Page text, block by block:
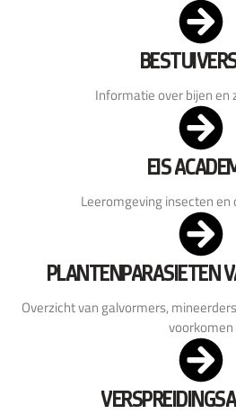
Informatie over bijen en
EIS
Leeromgeving insecten
PLANTENPARASIETEN
Overzicht van galvormers,
voorkomen